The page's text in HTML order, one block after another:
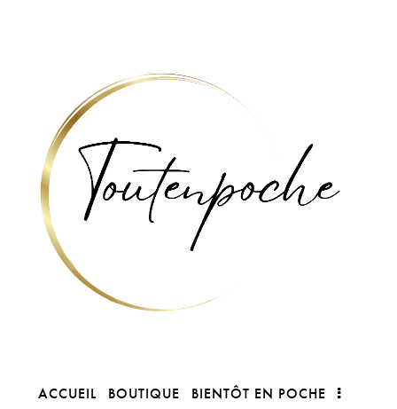
ACCUEIL BOUTIQUE BIENTÔT EN POCHE